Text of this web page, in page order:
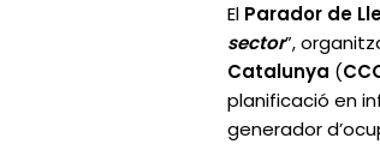
El Parador de
sector”,
Catalunya (
planificació en
generador